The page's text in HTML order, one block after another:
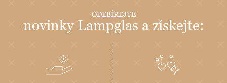
ODEBÍREJTE
novinky Lampglas a získejte: